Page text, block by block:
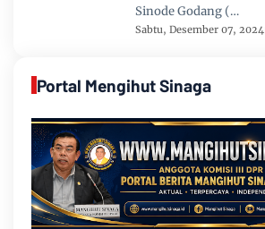
Sinode Godang (…
Sabtu, Desember 07, 2024
Portal Mengihut Sinaga